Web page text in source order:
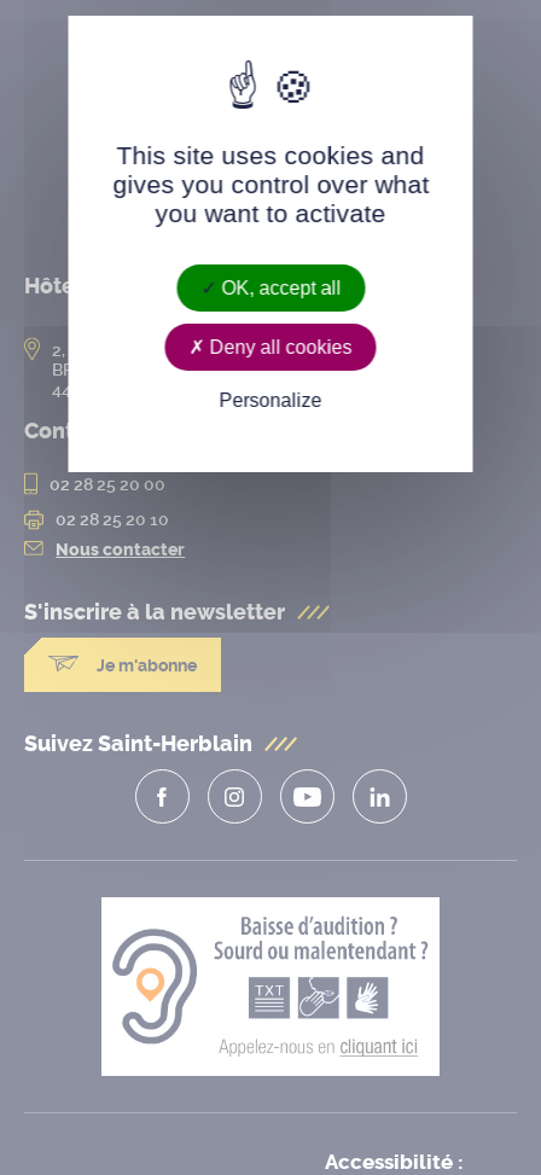
Hôtel de ville
2, rue de l’Hôtel-de-Ville
BP 50167
44802 Saint-Herblain cedex
Contact
02 28 25 20 00
02 28 25 20 10
Nous contacter
S'inscrire à la newsletter
Je m'abonne
Suivez Saint-Herblain
Accessibilité :
This site uses cookies and
gives you control over what
you want to activate
OK, accept all
Deny all cookies
Personalize